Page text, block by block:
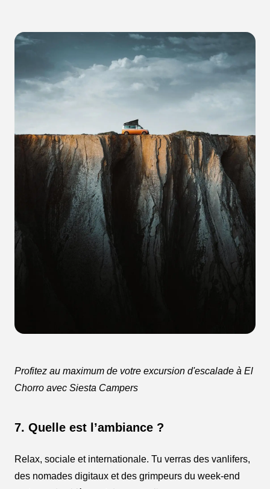
Profitez au maximum de votre excursion d'escalade à El
Chorro avec Siesta Campers
7. Quelle est l’ambiance ?
Relax, sociale et internationale. Tu verras des vanlifers,
des nomades digitaux et des grimpeurs du week-end